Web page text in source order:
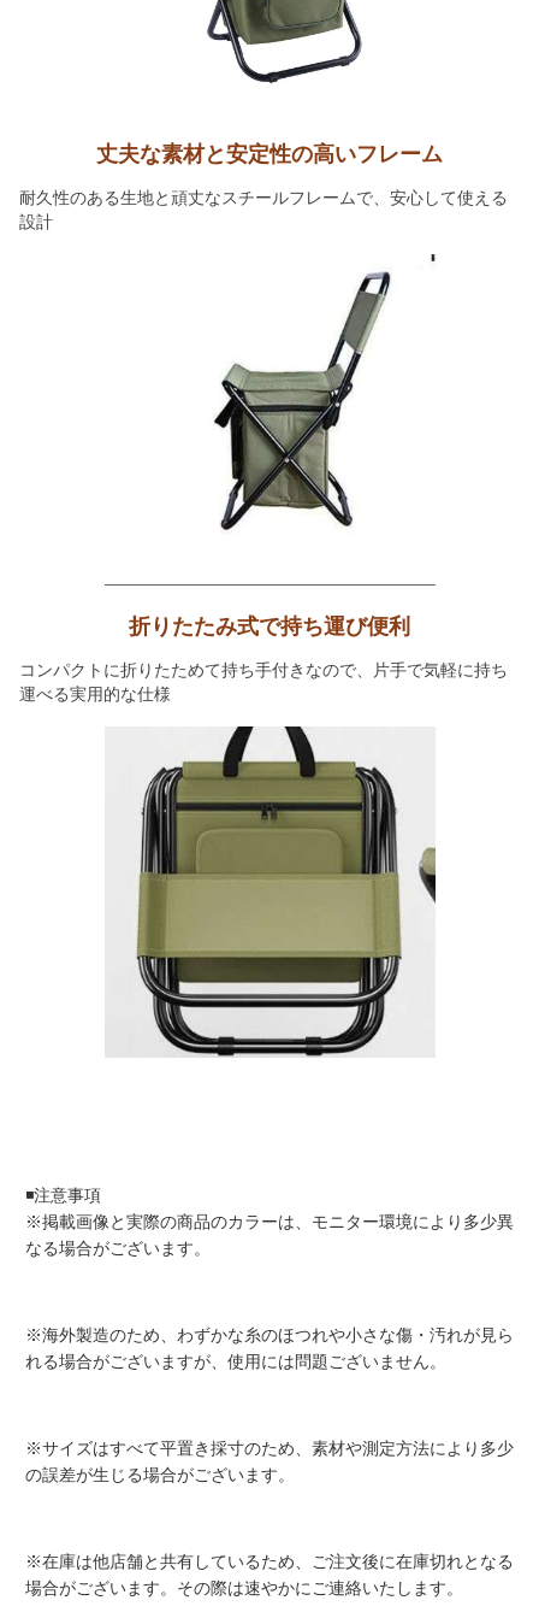
丈夫な素材と安定性の高いフレーム
耐久性のある生地と頑丈なスチールフレームで、安心して使える
設計
折りたたみ式で持ち運び便利
コンパクトに折りたためて持ち手付きなので、片手で気軽に持ち
運べる実用的な仕様
◾️注意事項
※掲載画像と実際の商品のカラーは、モニター環境により多少異
なる場合がございます。
※海外製造のため、わずかな糸のほつれや小さな傷・汚れが見ら
れる場合がございますが、使用には問題ございません。
※サイズはすべて平置き採寸のため、素材や測定方法により多少
の誤差が生じる場合がございます。
※在庫は他店舗と共有しているため、ご注文後に在庫切れとなる
場合がございます。その際は速やかにご連絡いたします。